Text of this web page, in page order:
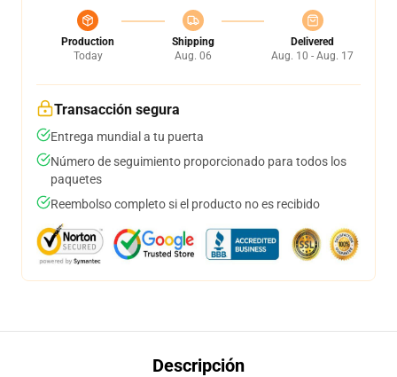
Production
Today
Shipping
Aug. 06
Delivered
Aug. 10 - Aug. 17
Transacción segura
Entrega mundial a tu puerta
Número de seguimiento proporcionado para todos los
paquetes
Reembolso completo si el producto no es recibido
Descripción